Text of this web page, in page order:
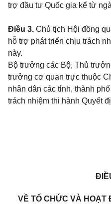
trợ đầu tư Quốc gia kể từ
Điều 3. Chủ tịch Hội đồng
hỗ trợ phát triển chịu trách
này.
Bộ trưởng các Bộ, Thủ
trưởng cơ quan trực thuộc
nhân dân các tỉnh, thành
trách nhiệm thi hành Quyết
VỀ TỔ CHỨC VÀ HOẠT